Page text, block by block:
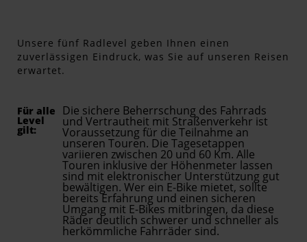
Unsere fünf Radlevel geben Ihnen einen
zuverlässigen Eindruck, was Sie auf unseren Reisen
erwartet.
Für alle
Level
gilt:
Die sichere Beherrschung des Fahrrads
und Vertrautheit mit Straßenverkehr ist
Voraussetzung für die Teilnahme an
unseren Touren. Die Tagesetappen
variieren zwischen 20 und 60 Km. Alle
Touren inklusive der Höhenmeter lassen
sind mit elektronischer Unterstützung gut
bewältigen. Wer ein E-Bike mietet, sollte
bereits Erfahrung und einen sicheren
Umgang mit E-Bikes mitbringen, da diese
Räder deutlich schwerer und schneller als
herkömmliche Fahrräder sind.